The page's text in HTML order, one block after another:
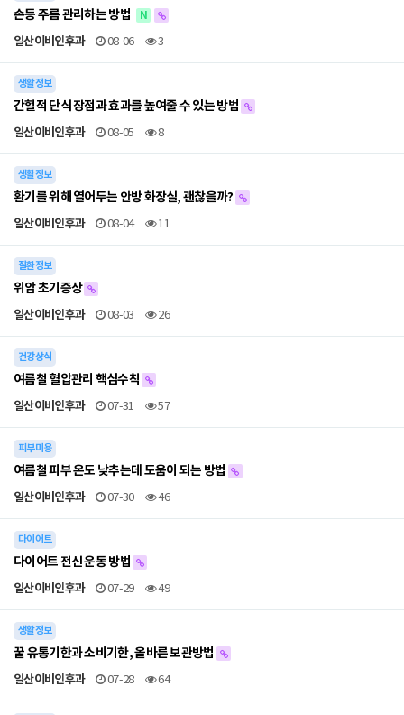
손등 주름 관리하는 방법 N
일산이비인후과 08-06 3
생활정보
간헐적 단식 장점과 효과를 높여줄 수 있는 방법
일산이비인후과 08-05 8
생활정보
환기를 위해 열어두는 안방 화장실, 괜찮을까?
일산이비인후과 08-04 11
질환정보
위암 초기증상
일산이비인후과 08-03 26
건강상식
여름철 혈압관리 핵심수칙
일산이비인후과 07-31 57
피부미용
여름철 피부 온도 낮추는데 도움이 되는 방법
일산이비인후과 07-30 46
다이어트
다이어트 전신 운동 방법
일산이비인후과 07-29 49
생활정보
꿀 유통기한과 소비기한, 올바른 보관방법
일산이비인후과 07-28 64